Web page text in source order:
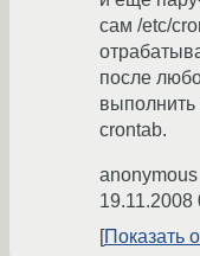
сам /etc/
после
выполнить
crontab.
anonymous
19.11.2008
Показать